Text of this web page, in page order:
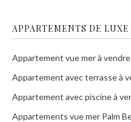
APPARTEMENTS DE
Appartement vue mer à
Appartement avec terrasse à
Appartement avec piscine à
Appartements vue mer Palm